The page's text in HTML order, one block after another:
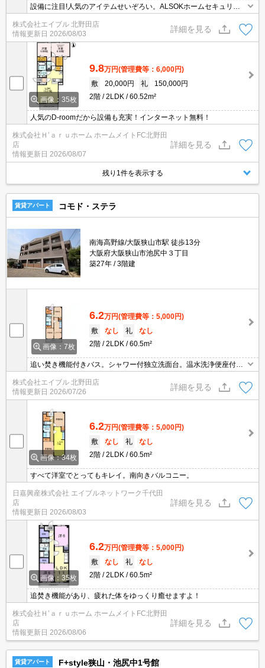
設備に注目!人気のアイテムせいぞろい。ALSOKホームセキュリテ
ィ付で安心。駅近くでラクラク便利。大和ハウスのD-room賃貸。ウ
ォークインクローゼット付で収納自慢です。
株式会社エイブル 北野田店
情報更新日 2026/08/03
詳細を見る
画像：35枚
9.8万円(管理費等：6,000円)
敷
20,000円 礼
150,000円
2階
2LDK 60.52m²
人気のD-roomだから設備も充実！インターネット無料！
株式会社Ｈ’ａｒｕホーム ホームメイトFC北野田
店
情報更新日 2026/08/07
詳細を見る
残り1件を表示する
賃貸アパート コモド・ステラ
南海高野線/大阪狭山市駅 徒歩13分
大阪府大阪狭山市池尻中３丁目
築27年
3階建
画像：7枚
6.2万円(管理費等：5,000円)
敷
なし 礼
なし
2階
2LDK 60.5m²
追い焚き機能付きバス。シャワー付独立洗面台。温水洗浄便座付
き。南向き。
株式会社エイブル 北野田店
情報更新日 2026/07/26
詳細を見る
画像：34枚
6.2万円(管理費等：5,000円)
敷
なし 礼
なし
2階
2LDK 60.5m²
すべて洋室でとってもキレイ。南向きバルコニー。
日嘉興産株式会社 エイブルネットワーク千代田
店
情報更新日 2026/08/03
詳細を見る
画像：35枚
6.2万円(管理費等：5,000円)
敷
なし 礼
なし
2階
2LDK 60.5m²
追焚き機能があり、疲れた体をゆっくり癒せますよ！
株式会社Ｈ’ａｒｕホーム ホームメイトFC北野田
店
情報更新日 2026/08/06
詳細を見る
賃貸アパート F+style狭山・池尻中1号館